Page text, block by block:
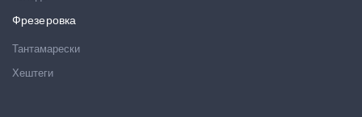
Фрезеровка
Тантамарески
Хештеги